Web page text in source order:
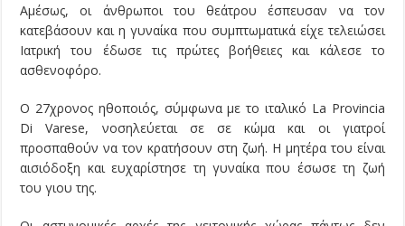
Αμέσως, οι άνθρωποι του θεάτρου έσπευσαν να τον
κατεβάσουν και η γυναίκα που συμπτωματικά είχε τελειώσει
Ιατρική του έδωσε τις πρώτες βοήθειες και κάλεσε το
ασθενοφόρο.
Ο 27χρονος ηθοποιός, σύμφωνα με το ιταλικό La Provincia
Di Varese, νοσηλεύεται σε σε κώμα και οι γιατροί
προσπαθούν να τον κρατήσουν στη ζωή. Η μητέρα του είναι
αισιόδοξη και ευχαρίστησε τη γυναίκα που έσωσε τη ζωή
του γιου της.